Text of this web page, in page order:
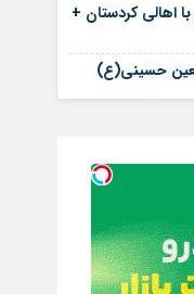
با اهالی کردستان +
حسینی(ع)